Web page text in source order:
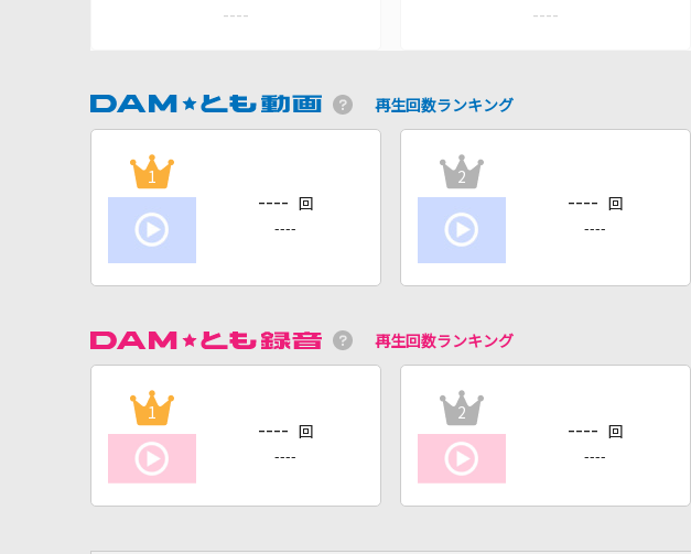
----
----
再生回数ランキング
1
---- 回
----
2
---- 回
----
再生回数ランキング
1
---- 回
----
2
---- 回
----